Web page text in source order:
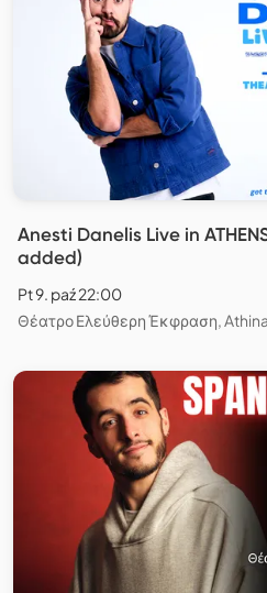
Anesti Danelis Live in
added)
Pt 9. paź 22:00
Θέατρο Ελεύθερη Έκφραση, Athina